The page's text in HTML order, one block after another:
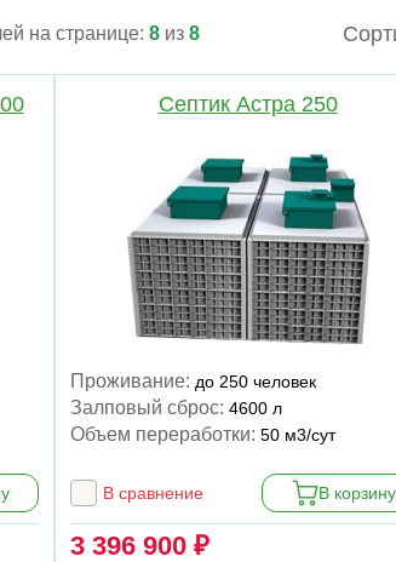
на странице: 8 из 8
Септик Астра 250
Проживание: до 250 человек
Залповый сброс: 4600 л
Объем переработки: 50 м3/сут
В сравнение В корзину
3 396 900 ₽